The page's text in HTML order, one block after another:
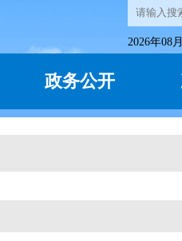
2026年08
政务公开